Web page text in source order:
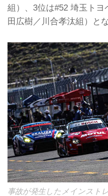
組）、3位は#52 埼玉ト
田広樹／川合孝汰組）とな
事故が発生したメインスト